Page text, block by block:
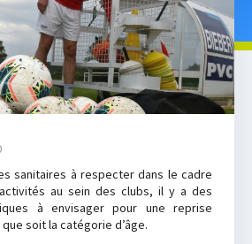
sanitaires à respecter dans le cadre
au sein des clubs, il y a des
à envisager pour une reprise
soit la catégorie d’âge.